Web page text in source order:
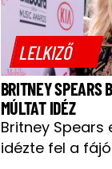
LELKIZŐ
BRITNEY SPEARS
MÚLTAT IDÉZ
Britney Spears
idézte fel a